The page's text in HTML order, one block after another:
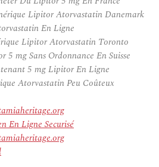
Lipitor Atorvastatin Danemark
En Ligne
Lipitor Atorvastatin Toronto
5 mg Sans Ordonnance En Suisse
5 mg Lipitor En Ligne
Atorvastatin Peu Coûteux
En Ligne Securisé